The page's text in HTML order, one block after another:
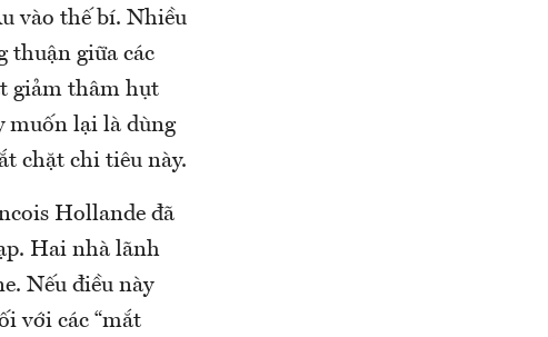
vào thế bí. Nhiều
thuận giữa các
giảm thâm hụt
muốn lại là dùng
chặt chi tiêu này.
Hollande đã
Hai nhà lãnh
Nếu điều này
với các “mắt